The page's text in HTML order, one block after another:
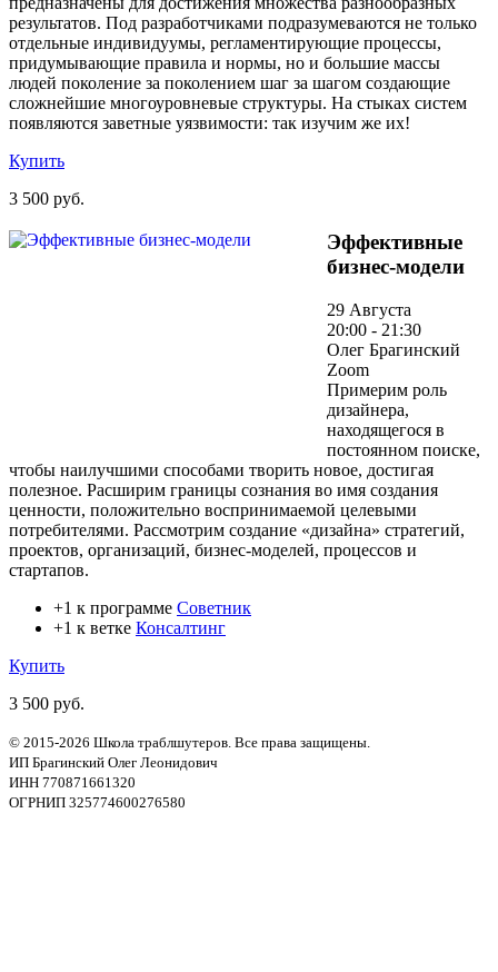
результатов. Под разработчиками подразумеваются не только
отдельные индивидуумы, регламентирующие процессы,
придумывающие правила и нормы, но и большие массы
людей поколение за поколением шаг за шагом создающие
сложнейшие многоуровневые структуры. На стыках систем
появляются заветные уязвимости: так изучим же их!
Купить
3 500 руб.
Эффективные
бизнес-модели
29 Августа
20:00 - 21:30
Олег Брагинский
Zoom
Примерим роль
дизайнера,
находящегося в
постоянном поиске,
чтобы наилучшими способами творить новое, достигая
полезное. Расширим границы сознания во имя создания
ценности, положительно воспринимаемой целевыми
потребителями. Рассмотрим создание «дизайна» стратегий,
проектов, организаций, бизнес-моделей, процессов и
стартапов.
+1 к программе Советник
+1 к ветке Консалтинг
Купить
3 500 руб.
© 2015-2026 Школа траблшутеров. Все права защищены.
ИП Брагинский Олег Леонидович
ИНН 770871661320
ОГРНИП 325774600276580